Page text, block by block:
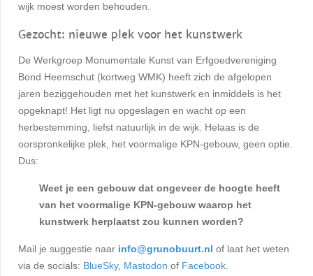
wijk moest worden behouden.
Gezocht: nieuwe plek voor het kunstwerk
De Werkgroep Monumentale Kunst van Erfgoedvereniging
Bond Heemschut (kortweg WMK) heeft zich de afgelopen
jaren beziggehouden met het kunstwerk en inmiddels is het
opgeknapt! Het ligt nu opgeslagen en wacht op een
herbestemming, liefst natuurlijk in de wijk. Helaas is de
oorspronkelijke plek, het voormalige KPN-gebouw, geen optie.
Dus:
Weet je een gebouw dat ongeveer de hoogte heeft
van het voormalige KPN-gebouw waarop het
kunstwerk herplaatst zou kunnen worden?
Mail je suggestie naar info@grunobuurt.nl of laat het weten
via de socials: BlueSky, Mastodon of Facebook